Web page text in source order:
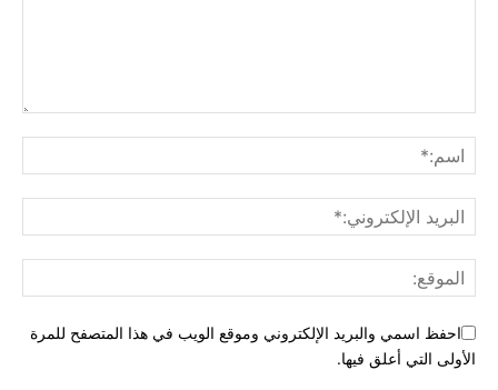
احفظ اسمي والبريد الإلكتروني وموقع الويب في هذا المتصفح للمرة
الأولى التي أعلق فيها.